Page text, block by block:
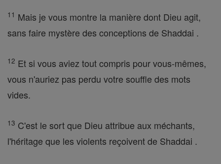
11 Mais je vous montre la manière dont Dieu agit,
sans faire mystère des conceptions de Shaddai .
12 Et si vous aviez tout compris pour vous-mêmes,
vous n'auriez pas perdu votre souffle des mots
vides.
13 C'est le sort que Dieu attribue aux méchants,
l'héritage que les violents reçoivent de Shaddai .